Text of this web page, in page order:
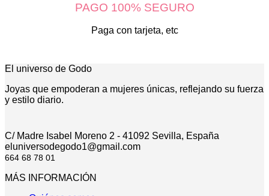
PAGO 100% SEGURO
Paga con tarjeta, etc
El universo de Godo
Joyas que empoderan a mujeres únicas, reflejando su fuerza
y estilo diario.
C/ Madre Isabel Moreno 2 - 41092 Sevilla, España
eluniversodegodo1@gmail.com
664 68 78 01
MÁS INFORMACIÓN